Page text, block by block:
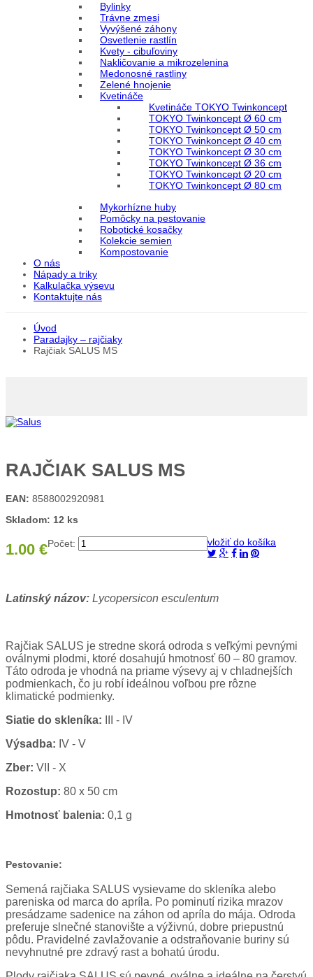
Bylinky
Trávne zmesi
Vyvýšené záhony
Osvetlenie rastlín
Kvety - cibuľoviny
Nakličovanie a mikrozelenina
Medonosné rastliny
Zelené hnojenie
Kvetináče
Kvetináče TOKYO Twinkoncept
TOKYO Twinkoncept Ø 60 cm
TOKYO Twinkoncept Ø 50 cm
TOKYO Twinkoncept Ø 40 cm
TOKYO Twinkoncept Ø 30 cm
TOKYO Twinkoncept Ø 36 cm
TOKYO Twinkoncept Ø 20 cm
TOKYO Twinkoncept Ø 80 cm
Mykorhízne huby
Pomôcky na pestovanie
Robotické kosačky
Kolekcie semien
Kompostovanie
O nás
Nápady a triky
Kalkulačka výsevu
Kontaktujte nás
Úvod
Paradajky – rajčiaky
Rajčiak SALUS MS
RAJČIAK SALUS MS
EAN: 8588002920981
Skladom: 12 ks
1.00 €Počet: vložiť do košíka
Latinský názov: Lycopersicon esculentum
Rajčiak SALUS je stredne skorá odroda s veľkými pevnými
oválnymi plodmi, ktoré dosahujú hmotnosť 60 – 80 gramov.
Táto odroda je vhodná na priame výsevy aj v chladnejších
podmienkach, čo ju robí ideálnou voľbou pre rôzne
klimatické podmienky.
Siatie do skleníka: III - IV
Výsadba: IV - V
Zber: VII - X
Rozostup: 80 x 50 cm
Hmotnosť balenia: 0,1 g
Pestovanie:
Semená rajčiaka SALUS vysievame do skleníka alebo
pareniska od marca do apríla. Po pominutí rizika mrazov
presádzame sadenice na záhon od apríla do mája. Odroda
preferuje slnečné stanovište a výživnú, dobre priepustnú
pôdu. Pravidelné zavlažovanie a odstraňovanie buriny sú
nevyhnutné pre zdravý rast a bohatú úrodu.